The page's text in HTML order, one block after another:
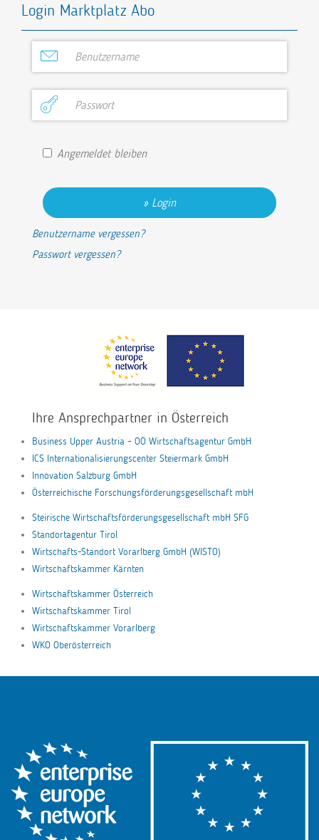
Login Marktplatz Abo
Angemeldet bleiben
Login
Benutzername vergessen?
Passwort vergessen?
Ihre Ansprechpartner in Österreich
Business Upper Austria – OÖ Wirtschaftsagentur GmbH
ICS Internationalisierungscenter Steiermark GmbH
Innovation Salzburg GmbH
Österreichische Forschungsförderungsgesellschaft mbH
Steirische Wirtschaftsförderungsgesellschaft mbH SFG
Standortagentur Tirol
Wirtschafts-Standort Vorarlberg GmbH (WISTO)
Wirtschaftskammer Kärnten
Wirtschaftskammer Österreich
Wirtschaftskammer Tirol
Wirtschaftskammer Vorarlberg
WKO Oberösterreich